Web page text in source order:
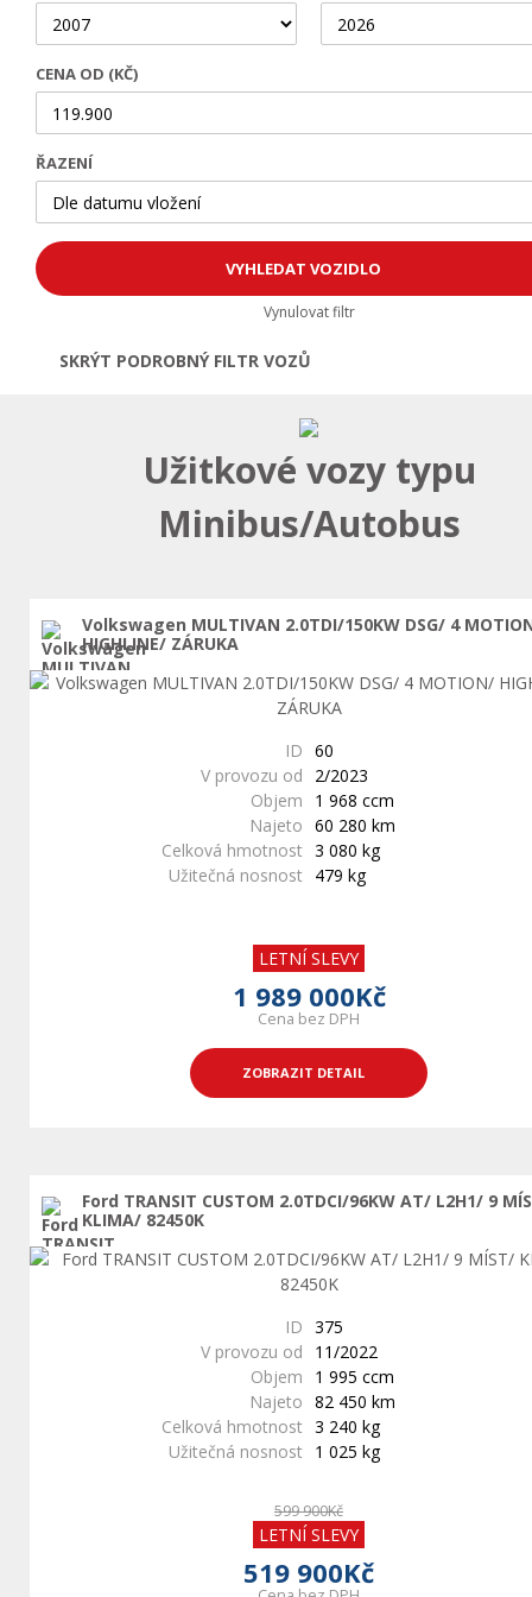
CENA OD (KČ)
ŘAZENÍ
Vynulovat filtr
SKRÝT PODROBNÝ FILTR VOZŮ
Užitkové vozy typu
Minibus/Autobus
Volkswagen MULTIVAN 2.0TDI/150KW DSG/ 4
HIGHLINE/ ZÁRUKA
ID 60
V provozu od
2/2023
Objem
1 968 ccm
Najeto 60 280 km
Celková hmotnost 3 080 kg
Užitečná nosnost
479 kg
LETNÍ SLEVY
1 989 000Kč
Cena bez DPH
ZOBRAZIT DETAIL
Ford TRANSIT CUSTOM 2.0TDCI/96KW AT/ L2H1/ 9
KLIMA/ 82450K
ID 375
V provozu od
11/2022
Objem
1 995 ccm
Najeto 82 450 km
Celková hmotnost 3 240 kg
Užitečná nosnost
1 025 kg
599 900Kč
LETNÍ SLEVY
519 900Kč